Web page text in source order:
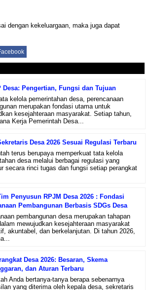
dengan kekeluargaan, maka juga dapat
Desa: Pengertian, Fungsi dan Tujuan
kelola pemerintahan desa, perencanaan
merupakan fondasi utama untuk
kesejahteraan masyarakat. Setiap tahun,
Kerja Pemerintah Desa...
Desa 2026 Sesuai Regulasi Terbaru
terus berupaya memperkuat tata kelola
desa melalui berbagai regulasi yang
secara rinci tugas dan fungsi setiap perangkat
Penyusun RPJM Desa 2026 : Fondasi
Pembangunan Berbasis SDGs Desa
pembangunan desa merupakan tahapan
mewujudkan kesejahteraan masyarakat
akuntabel, dan berkelanjutan. Di tahun 2026,
Desa 2026: Besaran, Skema
dan Aturan Terbaru
Anda bertanya-tanya berapa sebenarnya
yang diterima oleh kepala desa, sekretaris